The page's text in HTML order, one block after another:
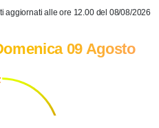
aggiornati alle ore 12.00 del 08/08/2026
09 Agosto